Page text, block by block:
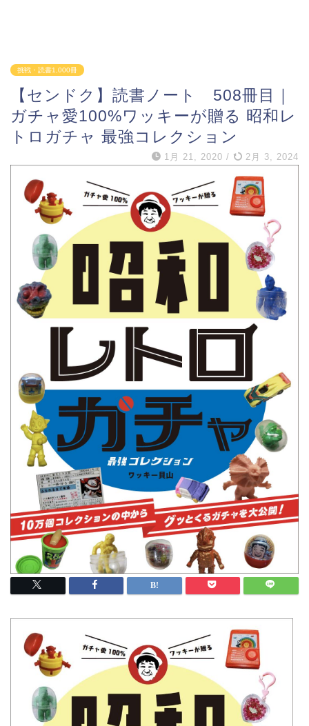
挑戦・読書1,000冊
【センドク】読書ノート 508冊目｜
ガチャ愛100%ワッキーが贈る 昭和レ
トロガチャ 最強コレクション
1月 21, 2020 / 2月 3, 2024